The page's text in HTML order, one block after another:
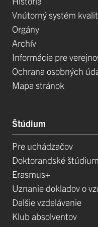
Vnútorný systém
Orgány
Archív
Informácie pre
Ochrana osobných
Mapa stránok
Štúdium
Pre uchádzačov
Doktorandské štúdium
Erasmus+
Uznanie dokladov o
Dalšie vzdelávanie
Klub absolventov